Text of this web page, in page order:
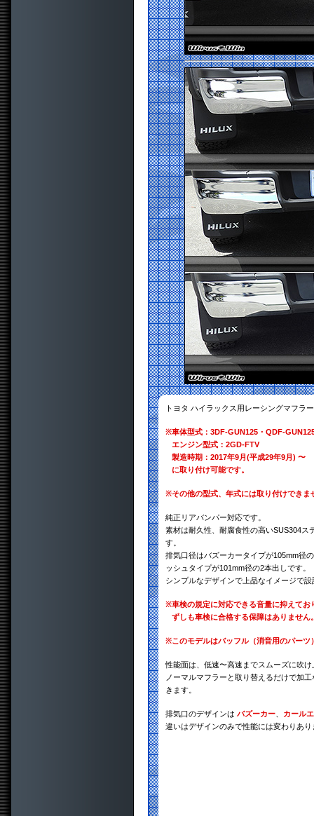
トヨタ ハイラックス用レーシングマフラ
※車体型式：3DF-GUN125・QDF-
エンジン型式：2GD-FTV
製造時期：2017年9月(平成29年9月) 〜
に取り付け可能です。
※その他の型式、年式には取り付けできま
純正リアバンパー対応です。
素材は耐久性、耐腐食性の高いSUS304ス
す。
排気口径はバズーカータイプが105mm径
ッシュタイプが101mm径の2本出しです。
シンプルなデザインで上品なイメージで
※車検の規定に対応できる音量に抑えて
ずしも車検に合格する保障はありませ
※このモデルはバッフル（消音用のパー
性能面は、低速〜高速までスムーズに吹
ノーマルマフラーと取り替えるだけで加
きます。
排気口のデザインは バズーカー
カール
違いはデザインのみで性能には変わりあ